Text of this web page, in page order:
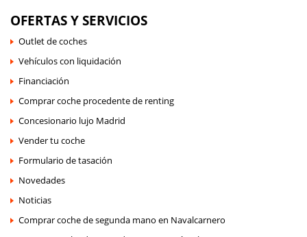
OFERTAS Y SERVICIOS
Outlet de coches
Vehículos con liquidación
Financiación
Comprar coche procedente de renting
Concesionario lujo Madrid
Vender tu coche
Formulario de tasación
Novedades
Noticias
Comprar coche de segunda mano en Navalcarnero